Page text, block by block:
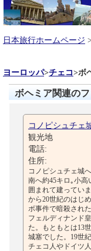
日本旅行ホームページ >
ヨーロッパ>チェコ>ボ
ボヘミア関連の
コノピシュチェ
観光地
電話:
住所:
コノピシュチェ城
南へ約45キロ｡小高
囲まれて建ってい
から20世紀のはじ
ボ事件で暗殺され
フェルディナンド
た。もともとは13
城塞でした。19世
チェコ人やドイツ